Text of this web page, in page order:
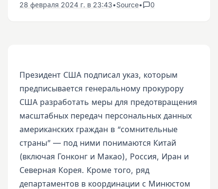
28 февраля 2024 г. в 23:43•Source• 0
Президент США подписал указ, которым
предписывается генеральному прокурору
США разработать меры для предотвращения
масштабных передач персональных данных
американских граждан в “сомнительные
страны” — под ними понимаются Китай
(включая Гонконг и Макао), Россия, Иран и
Северная Корея. Кроме того, ряд
департаментов в координации с Минюстом